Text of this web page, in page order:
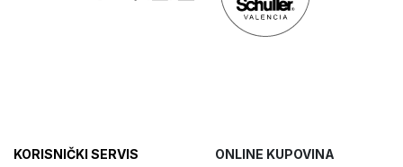
KORISNIČKI SERVIS
ONLINE KUPOVINA